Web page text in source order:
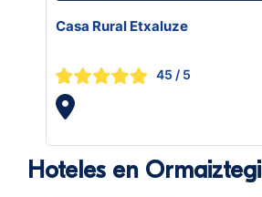
Casa Rural Etxaluze
45 / 5
Hoteles en Ormaiztegi